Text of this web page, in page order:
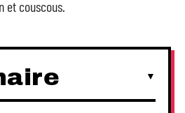
et couscous.